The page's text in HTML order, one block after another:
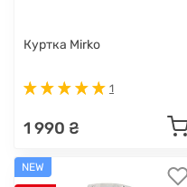
Куртка Mirko
1
1 990 ₴
NEW